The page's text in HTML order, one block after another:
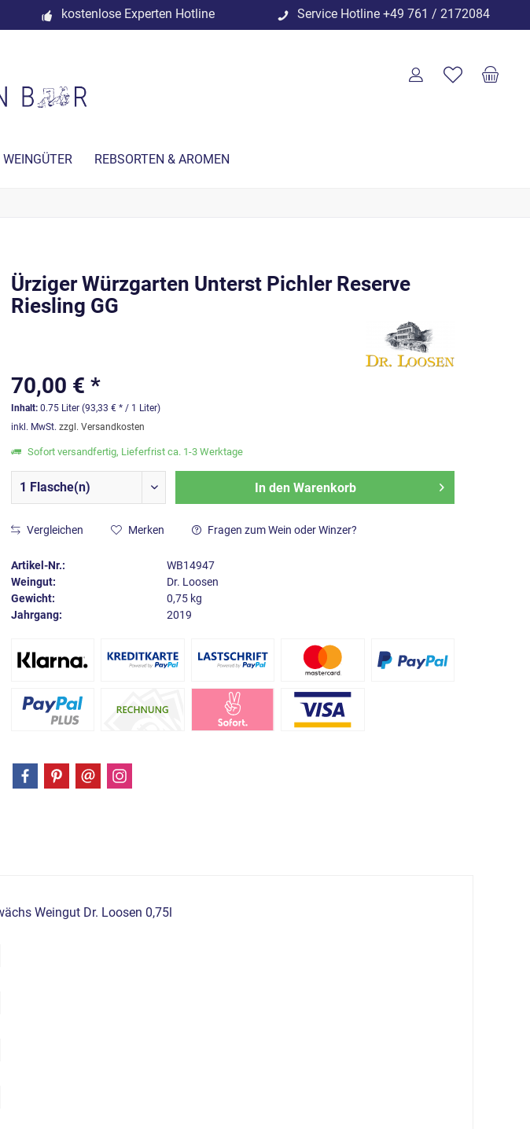
kostenlose Experten Hotline Service Hotline +49 761 / 2172084
WEINGÜTER REBSORTEN & AROMEN
Ürziger Würzgarten Unterst Pichler Reserve
Riesling GG
70,00 € *
Inhalt: 0.75 Liter (93,33 € * / 1 Liter)
inkl. MwSt. zzgl. Versandkosten
Sofort versandfertig, Lieferfrist ca. 1-3 Werktage
In den Warenkorb
Vergleichen Merken Fragen zum Wein oder Winzer?
Artikel-Nr.:
WB14947
Weingut:
Dr. Loosen
Gewicht:
0,75 kg
Jahrgang:
2019
Weingut Dr. Loosen 0,75l